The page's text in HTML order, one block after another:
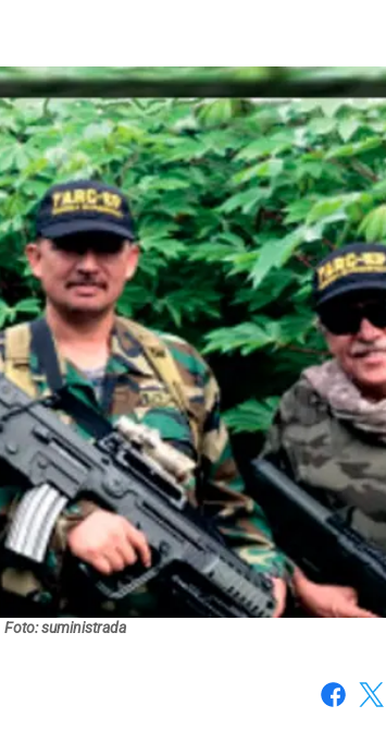
Foto: suministrada